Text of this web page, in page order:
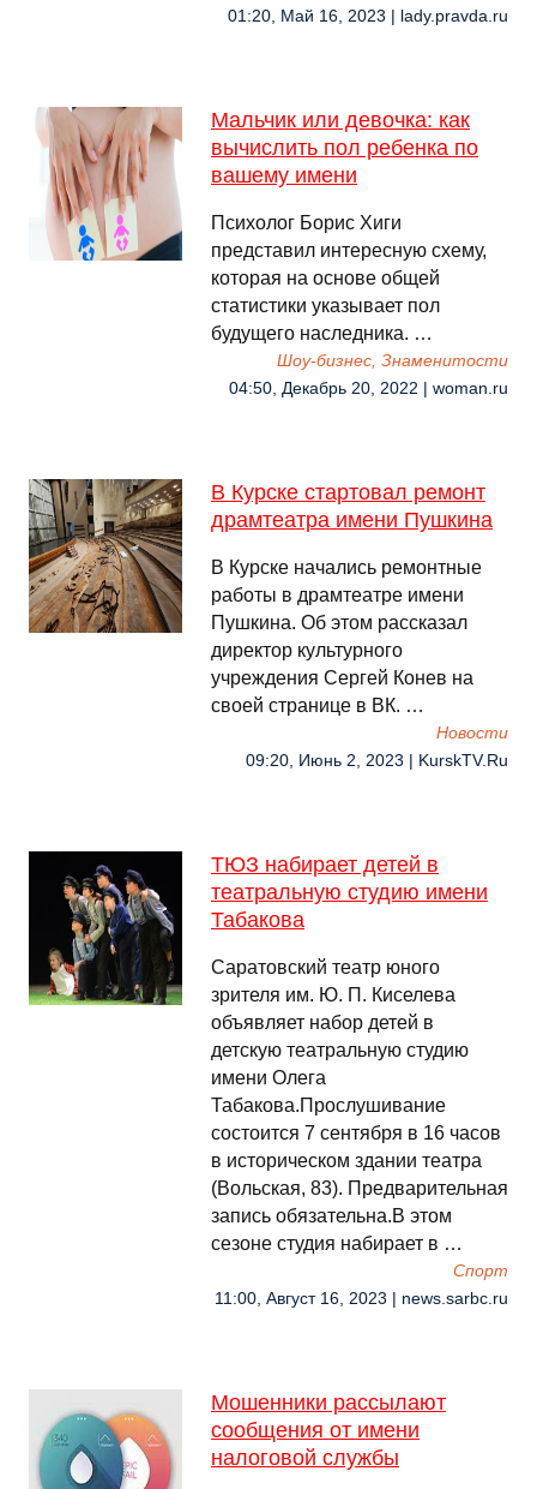
01:20, Май 16, 2023 | lady.pravda.ru
Мальчик или девочка: как
вычислить пол ребенка по
вашему имени
Психолог Борис Хиги
представил интересную схему,
которая на основе общей
статистики указывает пол
будущего наследника. …
Шоу-бизнес, Знаменитости
04:50, Декабрь 20, 2022 | woman.ru
В Курске стартовал ремонт
драмтеатра имени Пушкина
В Курске начались ремонтные
работы в драмтеатре имени
Пушкина. Об этом рассказал
директор культурного
учреждения Сергей Конев на
своей странице в ВК. …
Новости
09:20, Июнь 2, 2023 | KurskTV.Ru
ТЮЗ набирает детей в
театральную студию имени
Табакова
Саратовский театр юного
зрителя им. Ю. П. Киселева
объявляет набор детей в
детскую театральную студию
имени Олега
Табакова.Прослушивание
состоится 7 сентября в 16 часов
в историческом здании театра
(Вольская, 83). Предварительная
запись обязательна.В этом
сезоне студия набирает в …
Спорт
11:00, Август 16, 2023 | news.sarbc.ru
Мошенники рассылают
сообщения от имени
налоговой службы